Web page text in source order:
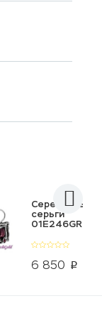
6 850 p
Серебряные
серьги
01E246GR